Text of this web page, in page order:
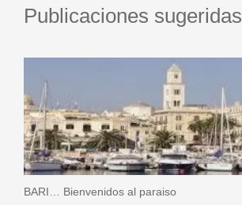
Publicaciones sugeridas
BARI… Bienvenidos al paraiso